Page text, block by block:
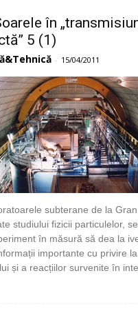
în
5 (1)
- 15/04/2011
subterane de la Gran
studiului fizicii particulelor,
în măsură să dea la
importante cu privire
și a reacțiilor survenite în